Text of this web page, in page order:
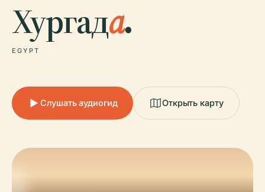
Хургада.
EGYPT
Слушать аудиогид Открыть карту